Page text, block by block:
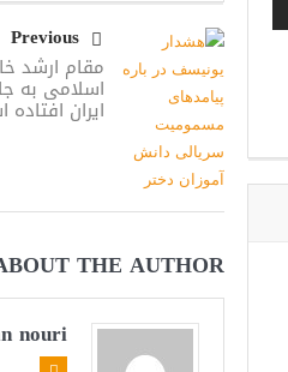
Previous
مقام ارشد
اسلامی به
ایران
THE AUTHOR
nouri